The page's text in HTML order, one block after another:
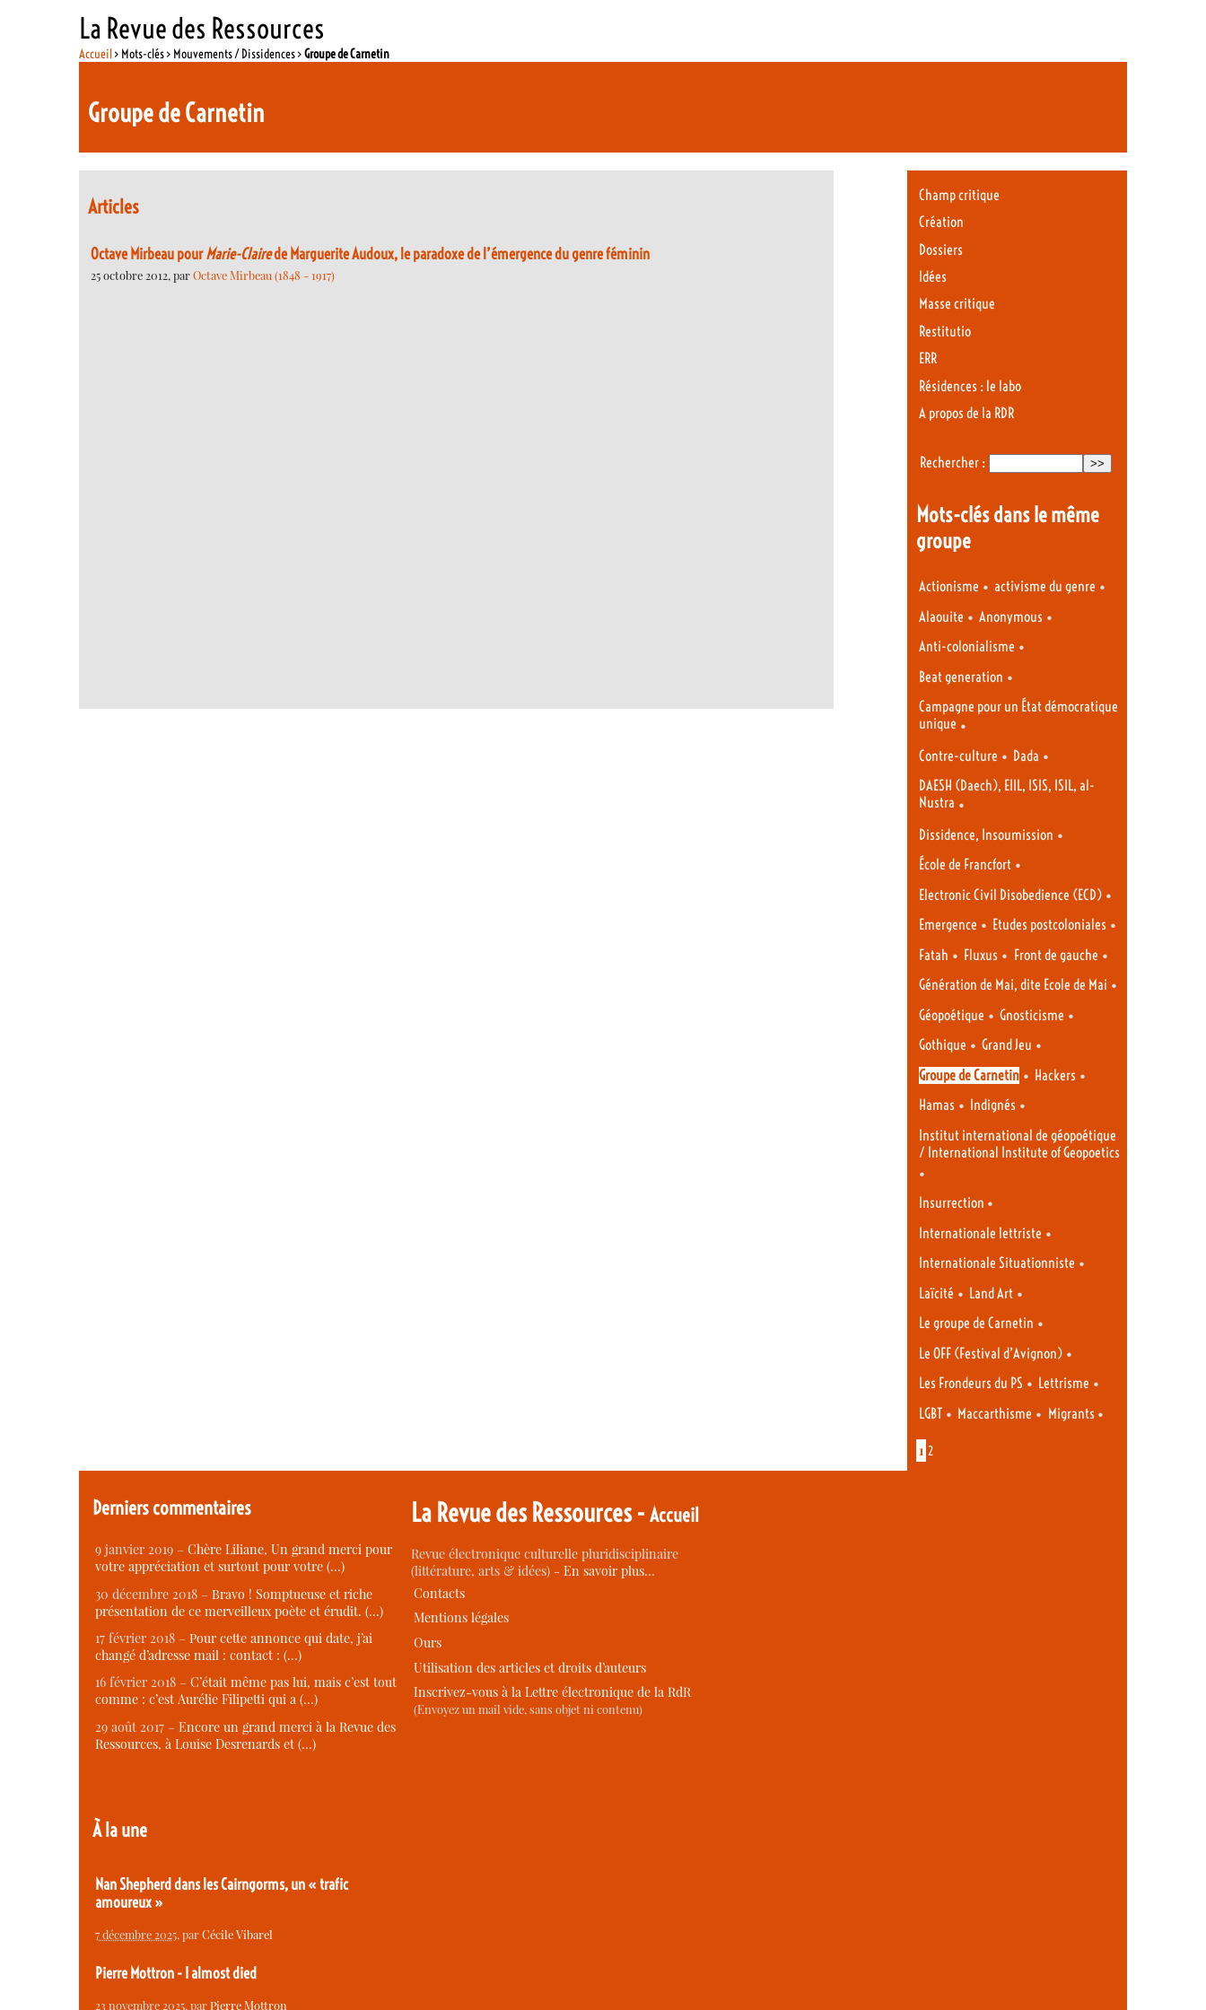
La Revue des Ressources
Accueil> Mots-clés > Mouvements / Dissidences >Groupe de Carnetin
Groupe de Carnetin
Articles
Octave Mirbeau pourMarie-Clairede Marguerite Audoux, le paradoxe de l’émergence du genre féminin
25 octobre 2012, parOctave Mirbeau (1848 - 1917)
Champ critique
Création
Dossiers
Idées
Masse critique
Restitutio
ERR
Résidences : le labo
A propos de la RDR
Rechercher :
Mots-clés dans le même
groupe
Actionisme • activisme du genre •
Alaouite • Anonymous •
Anti-colonialisme •
Beat generation •
Campagne pour un État démocratique
unique •
Contre-culture • Dada •
DAESH (Daech), EIIL, ISIS, ISIL, al-
Nustra •
Dissidence, Insoumission •
École de Francfort •
Electronic Civil Disobedience (ECD) •
Emergence • Etudes postcoloniales •
Fatah • Fluxus • Front de gauche •
Génération de Mai, dite Ecole de Mai •
Géopoétique • Gnosticisme •
Gothique • Grand Jeu •
Groupe de Carnetin • Hackers •
Hamas • Indignés •
Institut international de géopoétique
/ International Institute of Geopoetics
•
Insurrection •
Internationale lettriste •
Internationale Situationniste •
Laïcité • Land Art •
Le groupe de Carnetin •
Le OFF (Festival d’Avignon) •
Les Frondeurs du PS • Lettrisme •
LGBT • Maccarthisme • Migrants •
1 2
Derniers commentaires
9 janvier 2019 – Chère Liliane, Un grand merci pour
votre appréciation et surtout pour votre (…)
30 décembre 2018 – Bravo ! Somptueuse et riche
présentation de ce merveilleux poète et érudit. (…)
17 février 2018 – Pour cette annonce qui date, j’ai
changé d’adresse mail : contact : (…)
16 février 2018 – C’était même pas lui, mais c’est tout
comme : c’est Aurélie Filipetti qui a (…)
29 août 2017 – Encore un grand merci à la Revue des
Ressources, à Louise Desrenards et (…)
À la une
Nan Shepherd dans les Cairngorms, un « trafic
amoureux »
7 décembre 2025, parCécile Vibarel
Pierre Mottron - I almost died
23 novembre 2025, parPierre Mottron
La Revue des Ressources -Accueil
Revue électronique culturelle pluridisciplinaire
(littérature, arts & idées) -En savoir plus…
Contacts
Mentions légales
Ours
Utilisation des articles et droits d’auteurs
Inscrivez-vous à la Lettre électronique de la RdR
(Envoyez un mail vide, sans objet ni contenu)